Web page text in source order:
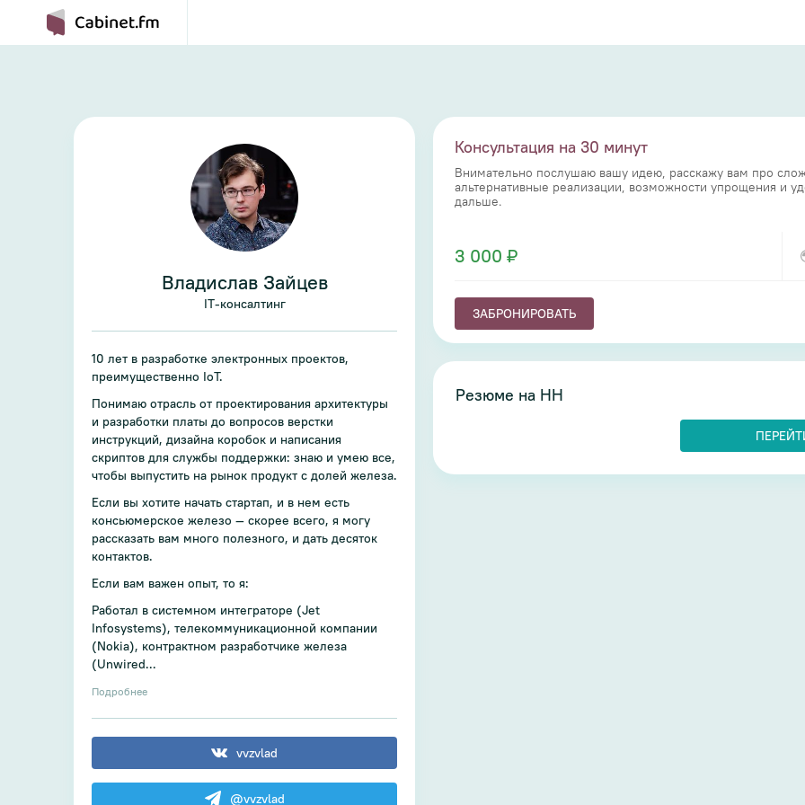
Владислав Зайцев
IT-консалтинг
10 лет в разработке электронных проектов,
преимущественно IoT.
Понимаю отрасль от проектирования архитектуры
и разработки платы до вопросов верстки
инструкций, дизайна коробок и написания
скриптов для службы поддержки: знаю и умею все,
чтобы выпустить на рынок продукт с долей железа.
Если вы хотите начать стартап, и в нем есть
консьюмерское железо — скорее всего, я могу
рассказать вам много полезного, и дать десяток
контактов.
Если вам важен опыт, то я:
Работал в системном интеграторе (Jet
Infosystems), телекоммуникационной компании
(Nokia), контрактном разработчике железа
(Unwired...
Подробнее
vvzvlad
@vvzvlad
Консультация на 30 минут
Внимательно послушаю вашу идею, расскажу вам про
альтернативные реализации, возможности упрощения и
дальше.
3 000 ₽
ЗАБРОНИРОВАТЬ
Резюме на HH